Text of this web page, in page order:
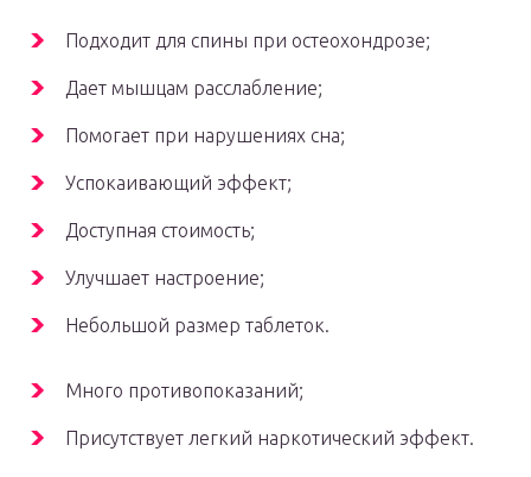
Подходит для спины при остеохондрозе;
Дает мышцам расслабление;
Помогает при нарушениях сна;
Успокаивающий эффект;
Доступная стоимость;
Улучшает настроение;
Небольшой размер таблеток.
Много противопоказаний;
Присутствует легкий наркотический эффект.